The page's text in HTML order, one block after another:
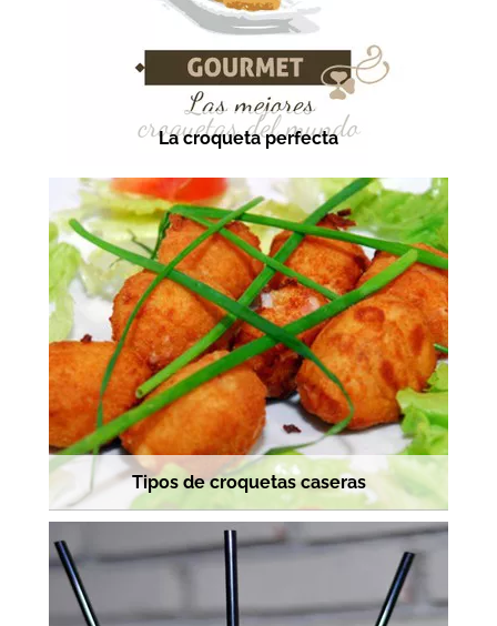
La croqueta perfecta
Tipos de croquetas caseras